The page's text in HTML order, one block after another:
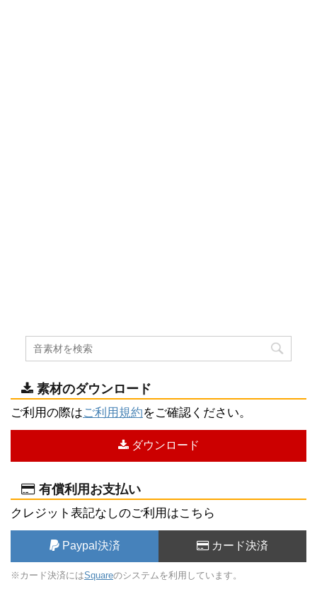
素材のダウンロード
ご利用の際はご利用規約をご確認ください。
ダウンロード
有償利用お支払い
クレジット表記なしのご利用はこちら
Paypal決済 カード決済
※カード決済にはSquareのシステムを利用しています。